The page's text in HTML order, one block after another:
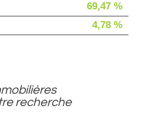
69,47 %
4,78 %
recherche